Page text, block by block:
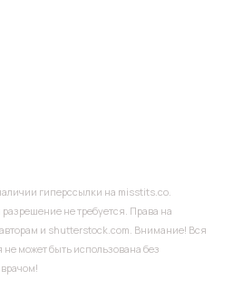
гиперссылки на misstits.co.
не требуется. Права на
и shutterstock.com. Внимание! Вся
может быть использована без